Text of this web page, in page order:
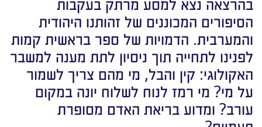
הסיפורים המכוננים של זהותנו היהודית
והמערבית. הדמויות של ספר בראשית קמות
לפנינו לתחייה תוך ניסיון לתת מענה למשבר
האקולוגי: קין והבל, מי מהם צריך לשמור
על מי? מי רמז לנוח לשלוח יונה במקום
עורב? ומדוע בריאת האדם מסופרת